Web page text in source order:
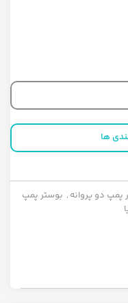
ها
پمپ دو پروانه , بوستر پمپ